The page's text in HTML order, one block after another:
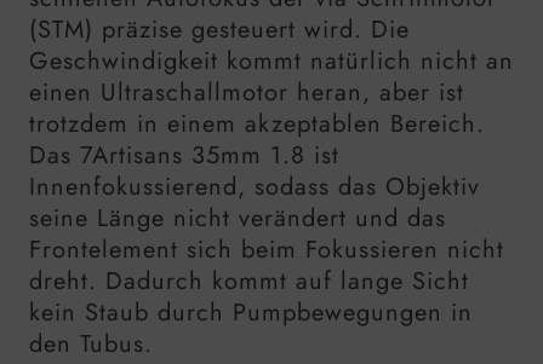
(STM) präzise gesteuert wird. Die
Geschwindigkeit kommt natürlich nicht an
einen Ultraschallmotor heran, aber ist
trotzdem in einem akzeptablen Bereich.
Das 7Artisans 35mm 1.8 ist
Innenfokussierend, sodass das Objektiv
seine Länge nicht verändert und das
Frontelement sich beim Fokussieren nicht
dreht. Dadurch kommt auf lange Sicht
kein Staub durch Pumpbewegungen in
den Tubus.